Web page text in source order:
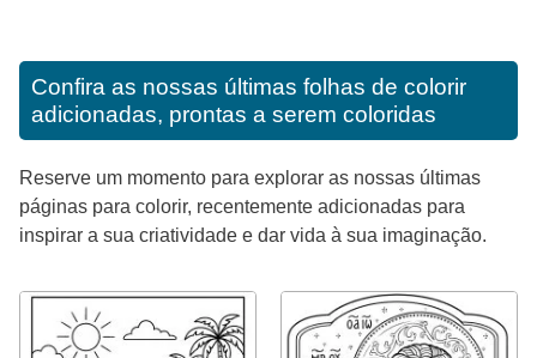
Confira as nossas últimas folhas de colorir
adicionadas, prontas a serem coloridas
Reserve um momento para explorar as nossas últimas
páginas para colorir, recentemente adicionadas para
inspirar a sua criatividade e dar vida à sua imaginação.